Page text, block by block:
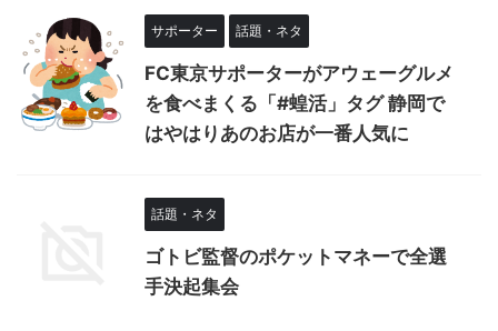
サポーター 話題・ネタ
FC東京サポーターがアウェーグルメ
を食べまくる「#蝗活」タグ 静岡で
はやはりあのお店が一番人気に
話題・ネタ
ゴトビ監督のポケットマネーで全選
手決起集会